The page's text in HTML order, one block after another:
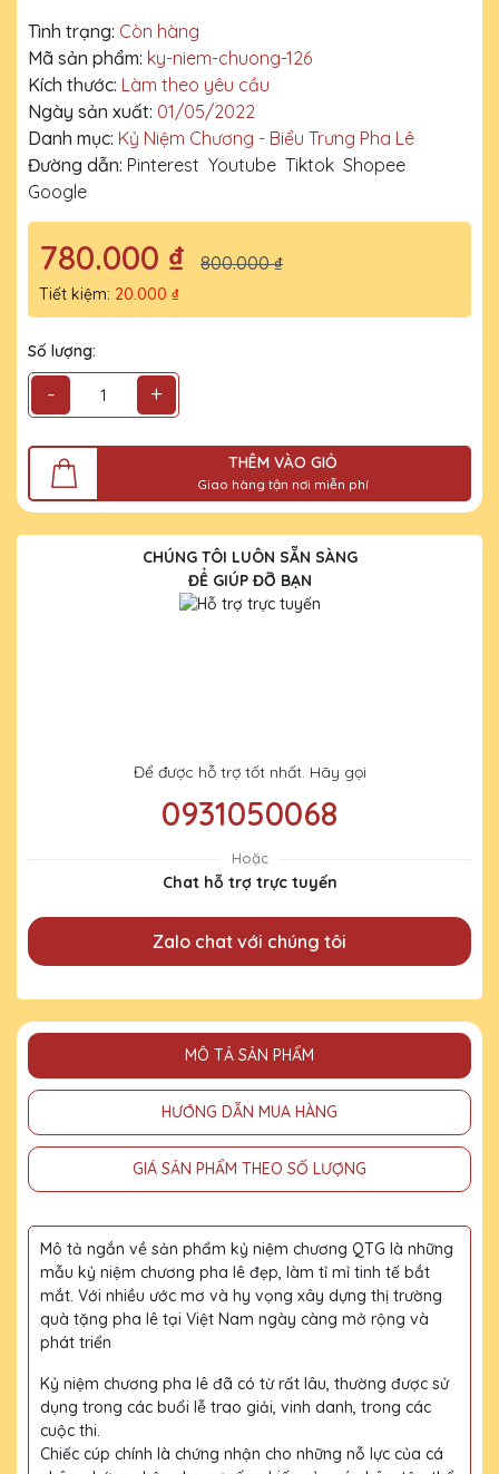
Tình trạng: Còn hàng
Mã sản phẩm: ky-niem-chuong-126
Kích thước: Làm theo yêu cầu
Ngày sản xuất: 01/05/2022
Danh mục: Kỷ Niệm Chương - Biểu Trưng Pha Lê
Đường dẫn: Pinterest Youtube Tiktok Shopee
Google
780.000 ₫ 800.000 ₫
Tiết kiệm: 20.000 ₫
Số lượng:
- +
THÊM VÀO GIỎ
Giao hàng tận nơi miễn phí
CHÚNG TÔI LUÔN SẴN SÀNG
ĐỂ GIÚP ĐỠ BẠN
Để được hỗ trợ tốt nhất. Hãy gọi
0931050068
Hoặc
Chat hỗ trợ trực tuyến
Zalo chat với chúng tôi
MÔ TẢ SẢN PHẨM
HƯỚNG DẪN MUA HÀNG
GIÁ SẢN PHẨM THEO SỐ LƯỢNG
Mô tả ngắn về sản phẩm kỷ niệm chương QTG là những
mẫu kỷ niệm chương pha lê đẹp, làm tỉ mỉ tinh tế bắt
mắt. Với nhiều ước mơ và hy vọng xây dựng thị trường
quà tặng pha lê tại Việt Nam ngày càng mở rộng và
phát triển
Kỷ niệm chương pha lê đã có từ rất lâu, thường được sử
dụng trong các buổi lễ trao giải, vinh danh, trong các
cuộc thi.
Chiếc cúp chính là chứng nhận cho những nỗ lực của cá